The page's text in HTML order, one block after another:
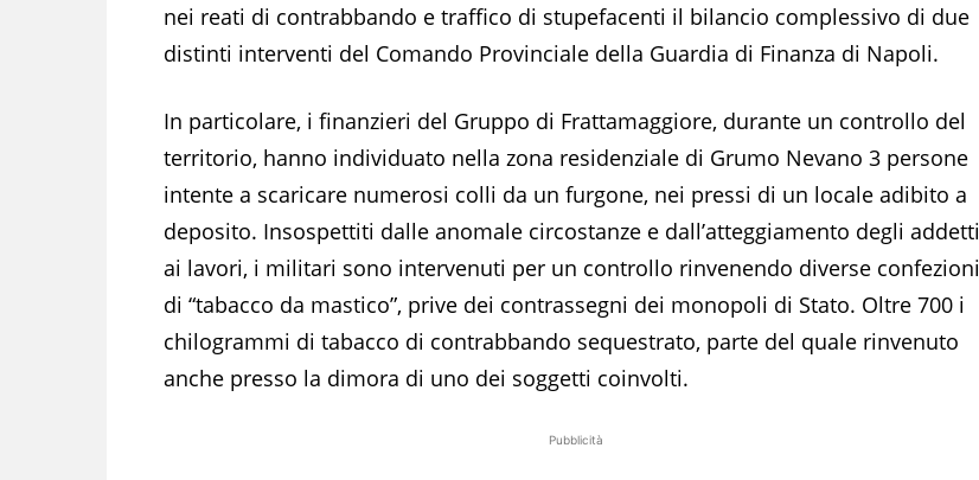
nei reati di contrabbando e traffico di stupefacenti il bilancio complessivo di due
distinti interventi del Comando Provinciale della Guardia di Finanza di Napoli.
In particolare, i finanzieri del Gruppo di Frattamaggiore, durante un controllo del
territorio, hanno individuato nella zona residenziale di Grumo Nevano 3 persone
intente a scaricare numerosi colli da un furgone, nei pressi di un locale adibito a
deposito. Insospettiti dalle anomale circostanze e dall’atteggiamento degli addetti
ai lavori, i militari sono intervenuti per un controllo rinvenendo diverse confezioni
di “tabacco da mastico”, prive dei contrassegni dei monopoli di Stato. Oltre 700 i
chilogrammi di tabacco di contrabbando sequestrato, parte del quale rinvenuto
anche presso la dimora di uno dei soggetti coinvolti.
Pubblicità